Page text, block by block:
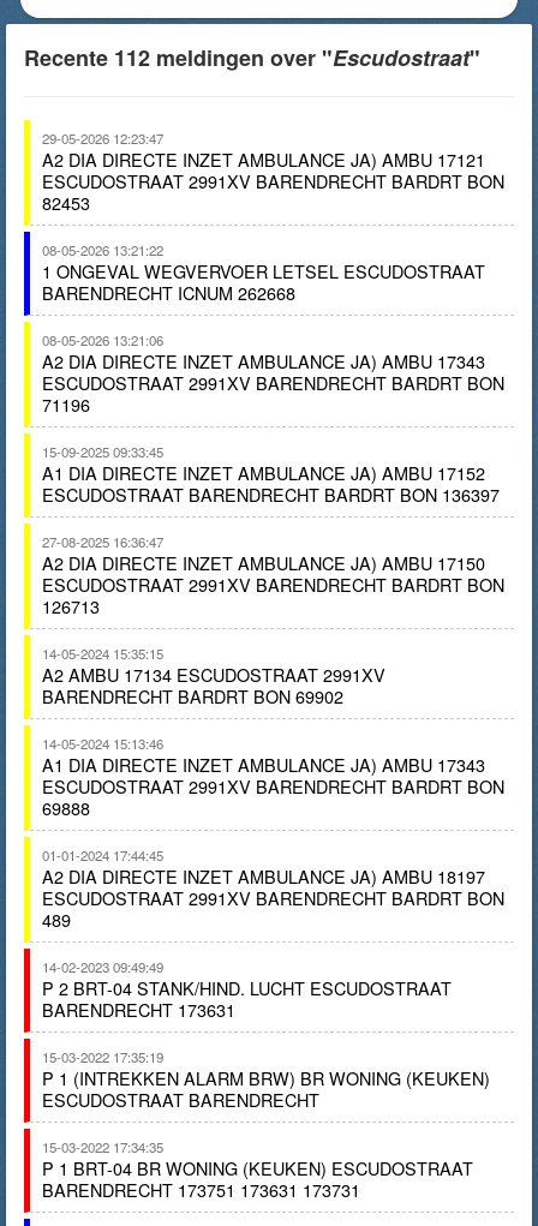
Recente 112 meldingen over "Escudostraat"
29-05-2026 12:23:47
A2 DIA DIRECTE INZET AMBULANCE JA) AMBU 17121
ESCUDOSTRAAT 2991XV BARENDRECHT BARDRT BON
82453
08-05-2026 13:21:22
1 ONGEVAL WEGVERVOER LETSEL ESCUDOSTRAAT
BARENDRECHT ICNUM 262668
08-05-2026 13:21:06
A2 DIA DIRECTE INZET AMBULANCE JA) AMBU 17343
ESCUDOSTRAAT 2991XV BARENDRECHT BARDRT BON
71196
15-09-2025 09:33:45
A1 DIA DIRECTE INZET AMBULANCE JA) AMBU 17152
ESCUDOSTRAAT BARENDRECHT BARDRT BON 136397
27-08-2025 16:36:47
A2 DIA DIRECTE INZET AMBULANCE JA) AMBU 17150
ESCUDOSTRAAT 2991XV BARENDRECHT BARDRT BON
126713
14-05-2024 15:35:15
A2 AMBU 17134 ESCUDOSTRAAT 2991XV
BARENDRECHT BARDRT BON 69902
14-05-2024 15:13:46
A1 DIA DIRECTE INZET AMBULANCE JA) AMBU 17343
ESCUDOSTRAAT 2991XV BARENDRECHT BARDRT BON
69888
01-01-2024 17:44:45
A2 DIA DIRECTE INZET AMBULANCE JA) AMBU 18197
ESCUDOSTRAAT 2991XV BARENDRECHT BARDRT BON
489
14-02-2023 09:49:49
P 2 BRT-04 STANK/HIND. LUCHT ESCUDOSTRAAT
BARENDRECHT 173631
15-03-2022 17:35:19
P 1 (INTREKKEN ALARM BRW) BR WONING (KEUKEN)
ESCUDOSTRAAT BARENDRECHT
15-03-2022 17:34:35
P 1 BRT-04 BR WONING (KEUKEN) ESCUDOSTRAAT
BARENDRECHT 173751 173631 173731